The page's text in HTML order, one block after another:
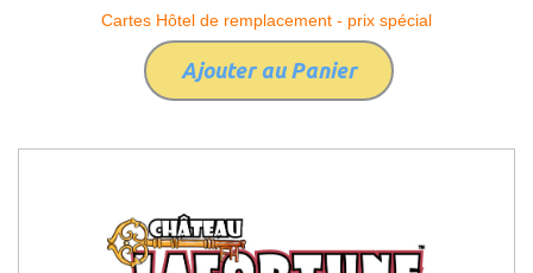
Cartes Hôtel de remplacement - prix spécial
Ajouter au Panier